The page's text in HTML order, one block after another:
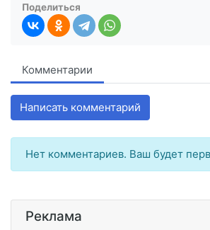
Поделиться
Комментарии
Написать комментарий
Нет комментариев. Ваш будет
Реклама